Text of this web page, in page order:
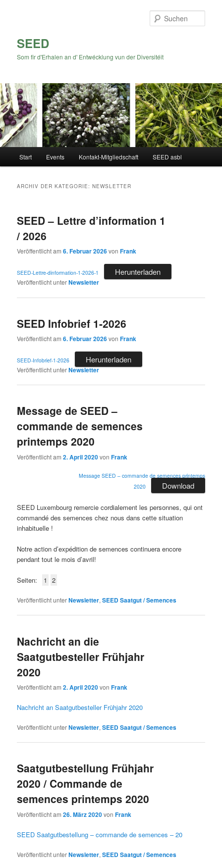
SEED
Som fir d'Erhalen an d' Entwécklung vun der Diversitéit
Start Events Kontakt-Mitgliedschaft SEED asbl
ARCHIV DER KATEGORIE:NEWSLETTER
SEED – Lettre d’information 1
/ 2026
Veröffentlicht am6. Februar 2026vonFrank
SEED-Lettre-dinformation-1-2026-1 Herunterladen
Veröffentlicht unterNewsletter
SEED Infobrief 1-2026
Veröffentlicht am6. Februar 2026vonFrank
SEED-Infobrief-1-2026 Herunterladen
Veröffentlicht unterNewsletter
Message de SEED –
commande de semences
printemps 2020
Veröffentlicht am2. April 2020vonFrank
Message SEED – commande de semences printemps
2020
Download
SEED Luxembourg remercie cordialement les personnes, qui ont
commandé des semences chez nous dans cette situation
inhabituelle !
Notre action d’expédition de semences continuera encore
pendant tout le mois d’avril!
Seiten: 1 2
Veröffentlicht unterNewsletter,SEED Saatgut / Semences
Nachricht an die
Saatgutbesteller Frühjahr
2020
Veröffentlicht am2. April 2020vonFrank
Nachricht an Saatgutbesteller Frühjahr 2020
Veröffentlicht unterNewsletter,SEED Saatgut / Semences
Saatgutbestellung Frühjahr
2020 / Commande de
semences printemps 2020
Veröffentlicht am26. März 2020vonFrank
SEED Saatgutbestellung – commande de semences – 20
Veröffentlicht unterNewsletter,SEED Saatgut / Semences